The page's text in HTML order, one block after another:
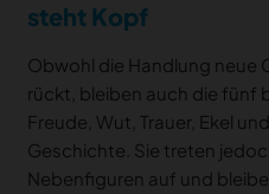
steht Kopf
Obwohl die Handlung neue
rückt, bleiben auch die fünf
Freude, Wut, Trauer, Ekel
Geschichte. Sie treten
Nebenfiguren auf und